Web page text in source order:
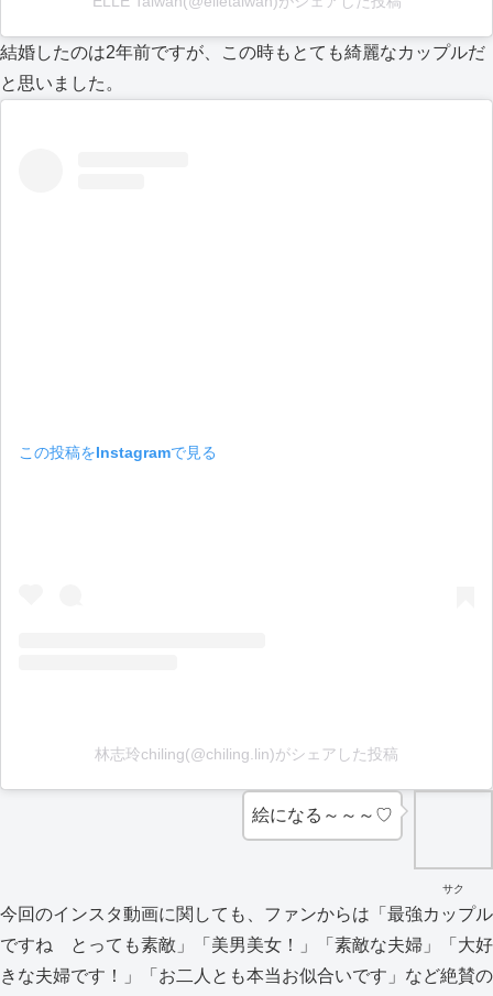
結婚したのは2年前ですが、この時もとても綺麗なカップルだ
と思いました。
この投稿をInstagramで見る
林志玲chiling(@chiling.lin)がシェアした投稿
サク
絵になる～～～♡
今回のインスタ動画に関しても、ファンからは「最強カップル
ですね とっても素敵」「美男美女！」「素敵な夫婦」「大好
きな夫婦です！」「お二人とも本当お似合いです」など絶賛の